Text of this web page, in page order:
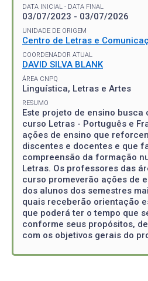
DATA INICIAL - DATA FINAL
03/07/2023 - 03/07/2026
UNIDADE DE ORIGEM
Centro de Letras e
COORDENADOR ATUAL
DAVID SILVA BLANK
ÁREA CNPQ
Linguística, Letras e Artes
RESUMO
Este projeto de ensino busca
curso Letras - Português e
ações de ensino que
discentes e docentes e que
compreensão da formação
Letras. Os professores das
curso promeverão ações de
dos alunos dos semestres
quais receberão orientação
que poderá ter o tempo que
conforme seus propósitos,
com os objetivos gerais do